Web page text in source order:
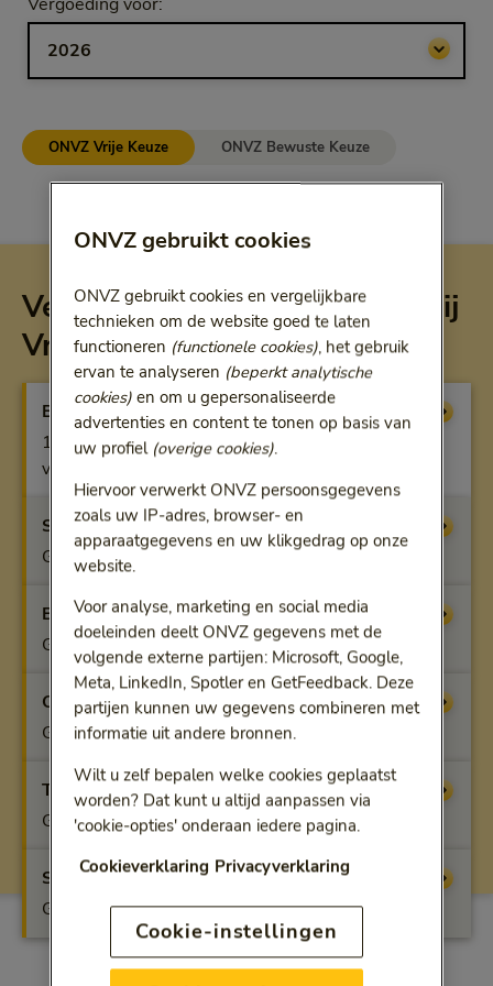
Selecteer jaar
Bij het kiezen van een optie volgt een doorgestuurde link.
ONVZ Vrije Keuze ONVZ Bewuste Keuze
Vergoeding per verzekering bij
Vrije Keuze
Basisverzekering
100% bij gecontracteerde zorg, anders beperkte
vergoeding
Startfit
Geen vergoeding
Benfit Vergoeding
Geen vergoeding
Optifit Vergoeding
Geen vergoeding
Topfit Vergoeding
Geen vergoeding
Superfit Vergoeding
Geen vergoeding
ONVZ gebruikt cookies
ONVZ gebruikt cookies en vergelijkbare
technieken om de website goed te laten
functioneren (functionele cookies), het gebruik
ervan te analyseren (beperkt analytische
cookies)en om u gepersonaliseerde
advertenties en content te tonen op basis van
uw profiel (overige cookies).
Hiervoor verwerkt ONVZ persoonsgegevens
zoals uw IP-adres, browser- en
apparaatgegevens en uw klikgedrag op onze
website.
Voor analyse, marketing en social media
doeleinden deelt ONVZ gegevens met de
volgende externe partijen: Microsoft, Google,
Meta, LinkedIn, Spotler en GetFeedback. Deze
partijen kunnen uw gegevens combineren met
informatie uit andere bronnen.
Wilt u zelf bepalen welke cookies geplaatst
worden? Dat kunt u altijd aanpassen via
'cookie-opties' onderaan iedere pagina.
Cookieverklaring Privacyverklaring
Cookie-instellingen